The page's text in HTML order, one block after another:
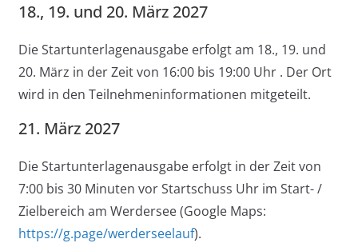
18., 19. und 20. März 2027
Die Startunterlagenausgabe erfolgt am 18., 19. und
20. März in der Zeit von 16:00 bis 19:00 Uhr . Der Ort
wird in den Teilnehmeninformationen mitgeteilt.
21. März 2027
Die Startunterlagenausgabe erfolgt in der Zeit von
7:00 bis 30 Minuten vor Startschuss Uhr im Start- /
Zielbereich am Werdersee (Google Maps:
https://g.page/werderseelauf).